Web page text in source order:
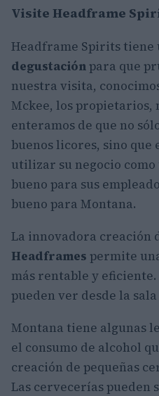
Visite Headframe
Headframe Spirits tiene
degustaciónpara que
nuestra visita,
Mckee, los propietarios,
enteramos de que no
buenos licores, sino que
utilizar su negocio
bueno para sus
bueno para Montana.
La innovadora creación
Headframes permite
más rentable y eficiente.
pueden ver desde la
Montana tiene algunas
el consumo de alcohol
creación de pequeñas
Las cervecerías pueden